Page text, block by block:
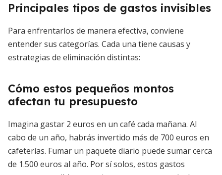
Principales tipos de gastos invisibles
Para enfrentarlos de manera efectiva, conviene
entender sus categorías. Cada una tiene causas y
estrategias de eliminación distintas:
Cómo estos pequeños montos
afectan tu presupuesto
Imagina gastar 2 euros en un café cada mañana. Al
cabo de un año, habrás invertido más de 700 euros en
cafeterías. Fumar un paquete diario puede sumar cerca
de 1.500 euros al año. Por sí solos, estos gastos